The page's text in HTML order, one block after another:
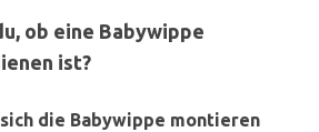
ob eine Babywippe
ist?
die Babywippe montieren